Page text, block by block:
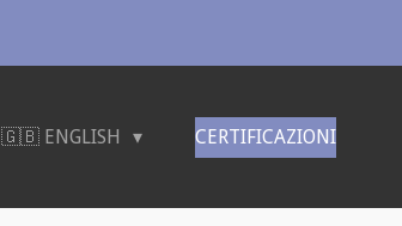
🇬🇧 ENGLISH CERTIFICAZIONI